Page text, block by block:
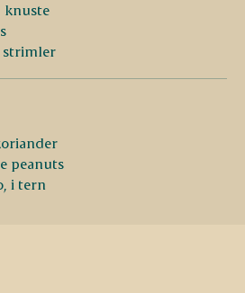
knuste
strimler
peanuts
i tern